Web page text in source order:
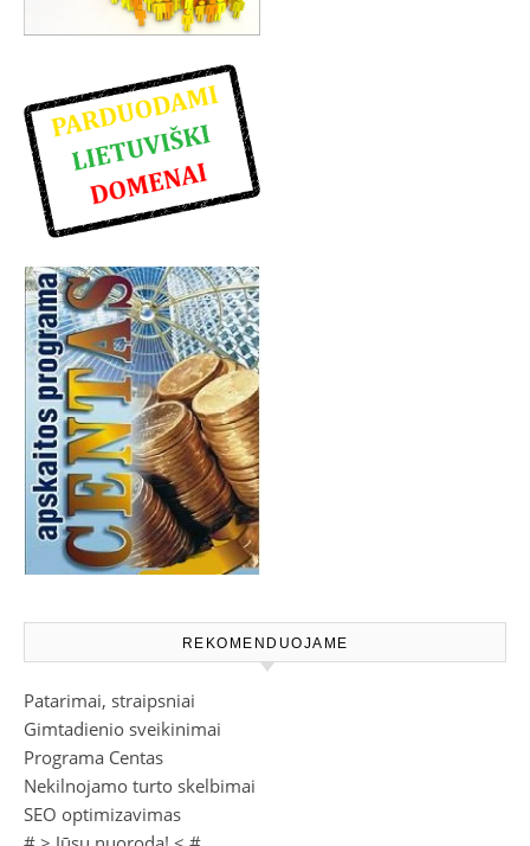
REKOMENDUOJAME
Patarimai, straipsniai
Gimtadienio sveikinimai
Programa Centas
Nekilnojamo turto skelbimai
SEO optimizavimas